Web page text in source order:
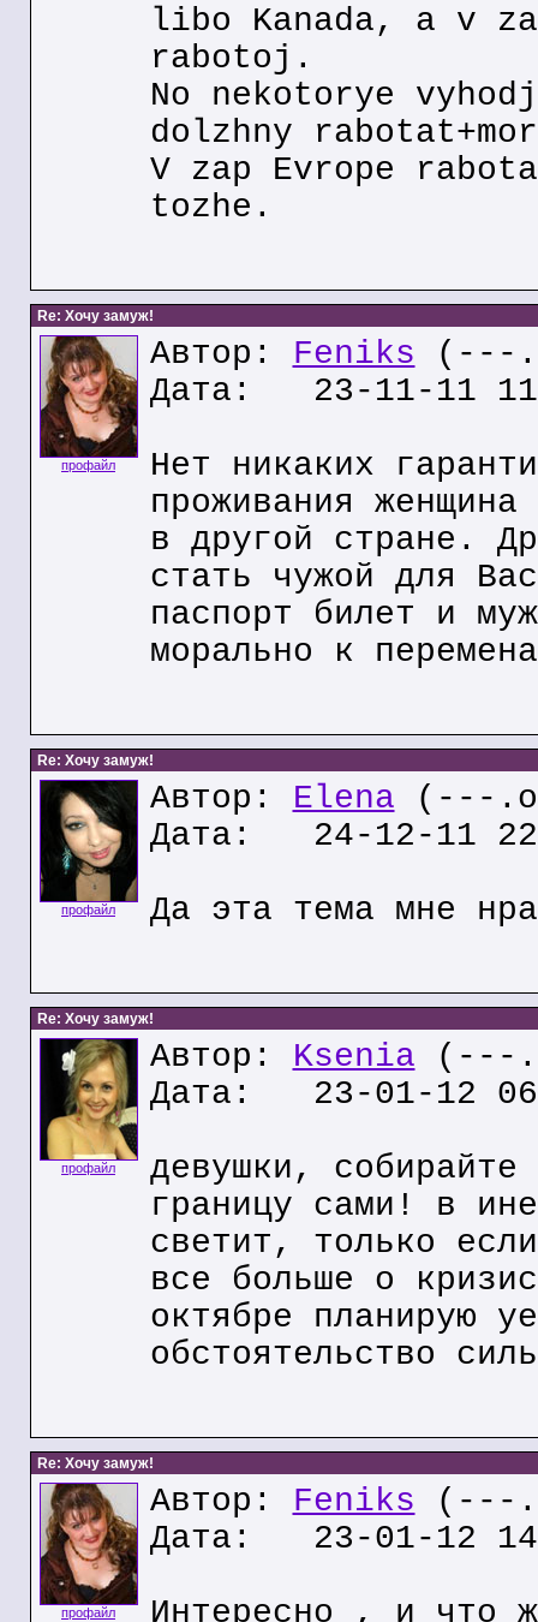
libo Kanada, a v
rabotoj.
No nekotorye
dolzhny
V zap Evrope
tozhe.
Re: Хочу замуж!
профайл
Автор: Feniks (---
Дата: 23-11-11
Нет никаких
проживания
в другой стране.
стать чужой для
паспорт билет и
морально к
Re: Хочу замуж!
профайл
Автор: Elena (---
Дата: 24-12-11
Да эта тема мне
Re: Хочу замуж!
профайл
Автор: Ksenia (---
Дата: 23-01-12
девушки,
границу сами! в
светит, только
все больше о
октябре планирую
обстоятельство
Re: Хочу замуж!
профайл
Автор: Feniks (---
Дата: 23-01-12
Интересно , и что